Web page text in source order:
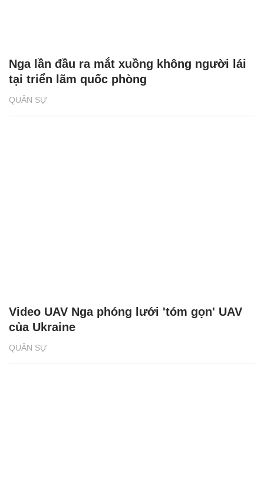
QUÂN SỰ
Nga lần đầu ra mắt xuồng không người lái
tại triển lãm quốc phòng
QUÂN SỰ
Video UAV Nga phóng lưới 'tóm gọn' UAV
của Ukraine